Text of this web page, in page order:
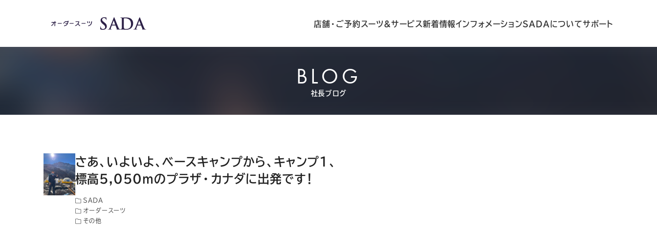
店舗・ご予約 スーツ&サービス新着情報インフォメーションSADAについてサポート
BLOG
社長ブログ
さあ、いよいよ、ベースキャンプから、キャンプ1、
標高5,050mのプラザ・カナダに出発です！
SADA
オーダースーツ
その他